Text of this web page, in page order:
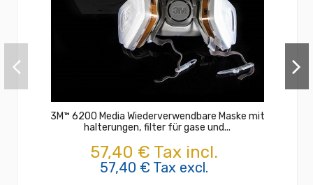
3M™ 6200 Media Wiederverwendbare Maske mit
halterungen, filter für gase und...
57,40 € Tax incl.
57,40 € Tax excl.